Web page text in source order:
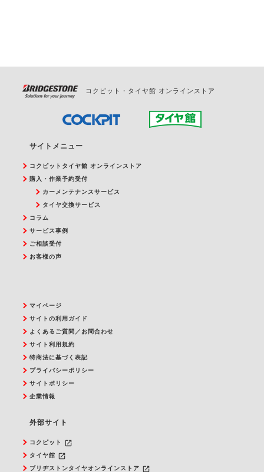
コクピット・タイヤ館 オンラインストア
サイトメニュー
コクピットタイヤ館 オンラインストア
購入・作業予約受付
カーメンテナンスサービス
タイヤ交換サービス
コラム
サービス事例
ご相談受付
お客様の声
マイページ
サイトの利用ガイド
よくあるご質問／お問合わせ
サイト利用規約
特商法に基づく表記
プライバシーポリシー
サイトポリシー
企業情報
外部サイト
コクピット launch
タイヤ館 launch
ブリヂストンタイヤオンラインストア launch